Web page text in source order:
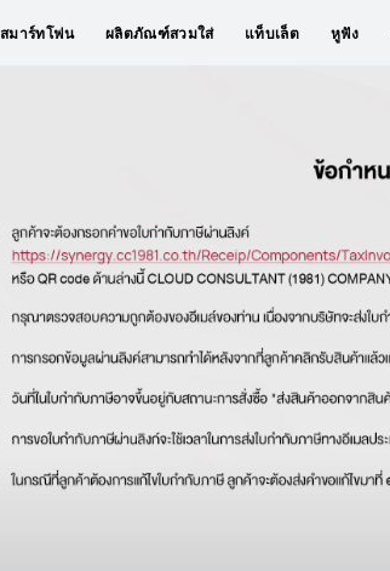
สมาร์ทโฟน ผลิตภัณฑ์สวมใส่ แท็บเล็ต หูฟัง